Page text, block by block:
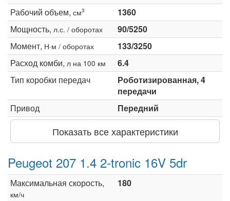
Рабочий объем, см3
1360
Мощность, л.с. / оборотах
90/5250
Момент, Н·м / оборотах
133/3250
Расход комби, л на 100 км
6.4
Тип коробки передач
Роботизированная, 4
передачи
Привод
Передний
Показать все характеристики
Peugeot 207 1.4 2-tronic 16V 5dr
Максимальная скорость,
км/ч
180